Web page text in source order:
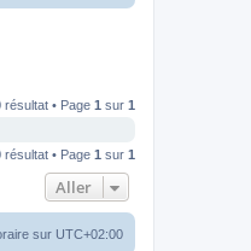
• Page 1 sur 1
• Page 1 sur 1
Aller
sur UTC+02:00